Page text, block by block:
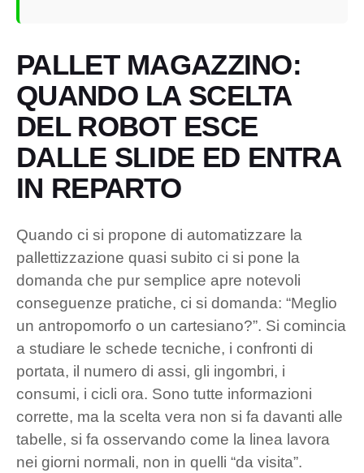
PALLET MAGAZZINO:
QUANDO LA SCELTA
DEL ROBOT ESCE
DALLE SLIDE ED ENTRA
IN REPARTO
Quando ci si propone di automatizzare la
pallettizzazione quasi subito ci si pone la
domanda che pur semplice apre notevoli
conseguenze pratiche, ci si domanda: “Meglio
un antropomorfo o un cartesiano?”. Si comincia
a studiare le schede tecniche, i confronti di
portata, il numero di assi, gli ingombri, i
consumi, i cicli ora. Sono tutte informazioni
corrette, ma la scelta vera non si fa davanti alle
tabelle, si fa osservando come la linea lavora
nei giorni normali, non in quelli “da visita”.